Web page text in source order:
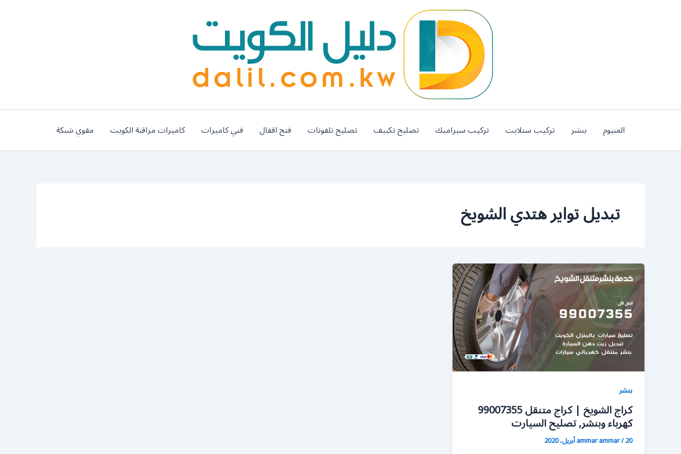
المنيوم بنشر تركيب ستلايت تركيب سيراميك تصليح تكييف تصليح تلفونات فتح اقفال فني كاميرات كاميرات مراقبة الكويت مقوي شبكة
تبديل تواير هتدي الشويخ
بنشر
كراج الشويخ | كراج متنقل 99007355
كهرباء وبنشر, تصليح السيارت
ammar ammar/20 أبريل، 2020